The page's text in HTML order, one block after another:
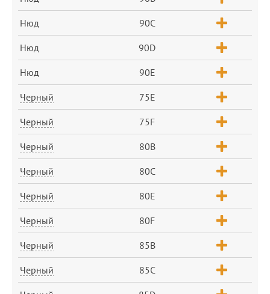
Нюд 90C
Нюд 90D
Нюд 90E
Черный 75E
Черный 75F
Черный 80B
Черный 80C
Черный 80E
Черный 80F
Черный 85B
Черный 85C